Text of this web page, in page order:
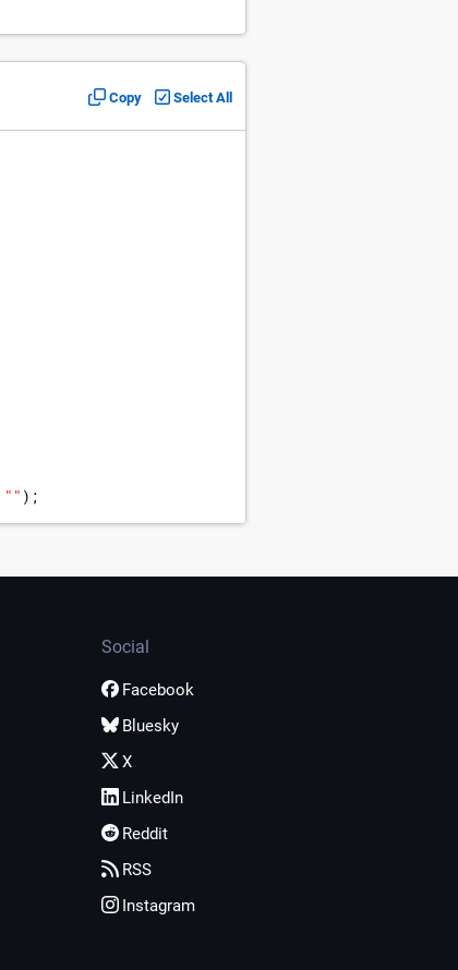
Copy Select All
" " ) ;
Social
Facebook
Bluesky
X
LinkedIn
Reddit
RSS
Instagram